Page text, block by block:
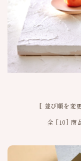
meeting_room ログイン
信玄餅
季節の特集
詰め合わせギフト
よみもの
[ 並び順を変
全 [10] 商